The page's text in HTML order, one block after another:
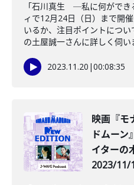
「石川真生 ─私に何がで
ィで12月24日（日）まで開
いるか、注目ポイントにつ
の土屋誠一さんに詳しく伺い
2023.11.20 |00:08:35
映画『モ
ドムーン
イターの
2023/11/